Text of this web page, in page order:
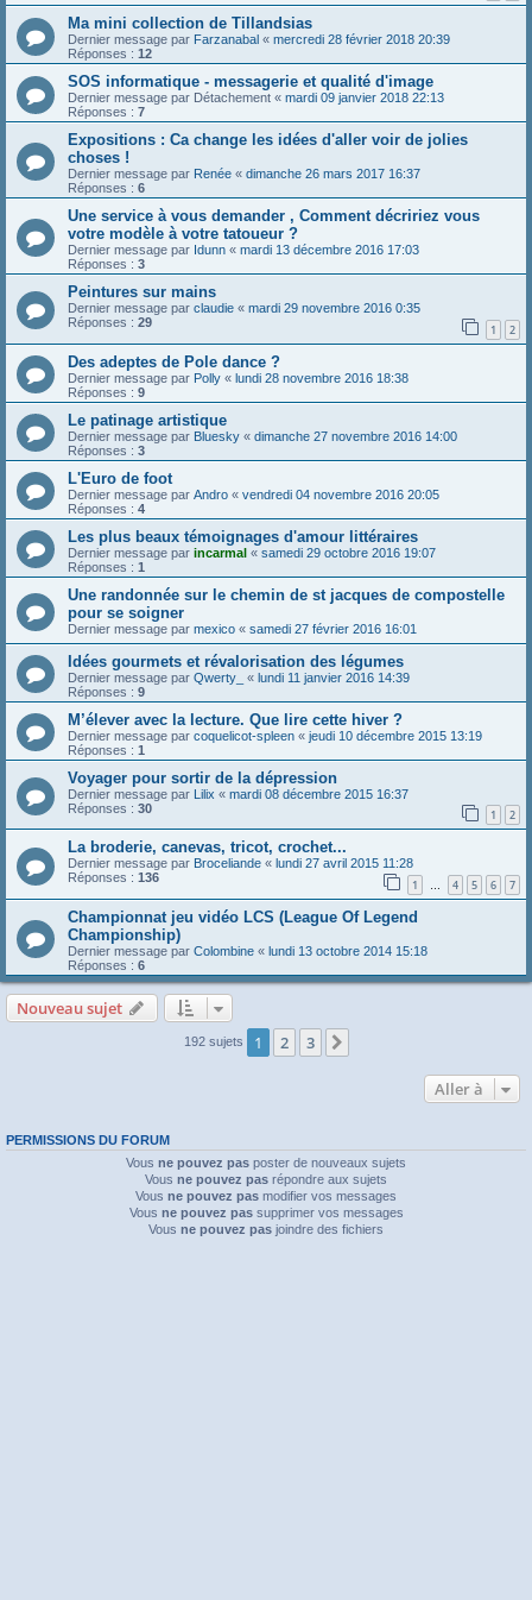
Ma mini collection de Tillandsias
Dernier message par Farzanabal « mercredi 28 février 2018 20:39
Réponses : 12
SOS informatique - messagerie et qualité d'image
Dernier message par Détachement « mardi 09 janvier 2018 22:13
Réponses : 7
Expositions : Ca change les idées d'aller voir de jolies
choses !
Dernier message par Renée « dimanche 26 mars 2017 16:37
Réponses : 6
Une service à vous demander , Comment décririez vous
votre modèle à votre tatoueur ?
Dernier message par Idunn « mardi 13 décembre 2016 17:03
Réponses : 3
Peintures sur mains
Dernier message par claudie « mardi 29 novembre 2016 0:35
Réponses : 29 1 2
Des adeptes de Pole dance ?
Dernier message par Polly « lundi 28 novembre 2016 18:38
Réponses : 9
Le patinage artistique
Dernier message par Bluesky « dimanche 27 novembre 2016 14:00
Réponses : 3
L'Euro de foot
Dernier message par Andro « vendredi 04 novembre 2016 20:05
Réponses : 4
Les plus beaux témoignages d'amour littéraires
Dernier message par incarmal « samedi 29 octobre 2016 19:07
Réponses : 1
Une randonnée sur le chemin de st jacques de compostelle
pour se soigner
Dernier message par mexico « samedi 27 février 2016 16:01
Idées gourmets et révalorisation des légumes
Dernier message par Qwerty_ « lundi 11 janvier 2016 14:39
Réponses : 9
M’élever avec la lecture. Que lire cette hiver ?
Dernier message par coquelicot-spleen « jeudi 10 décembre 2015 13:19
Réponses : 1
Voyager pour sortir de la dépression
Dernier message par Lilix « mardi 08 décembre 2015 16:37
Réponses : 30 1 2
La broderie, canevas, tricot, crochet...
Dernier message par Broceliande « lundi 27 avril 2015 11:28
Réponses : 136 1 … 4 5 6 7
Championnat jeu vidéo LCS (League Of Legend
Championship)
Dernier message par Colombine « lundi 13 octobre 2014 15:18
Réponses : 6
Nouveau sujet
192 sujets 1 2 3
Aller à
PERMISSIONS DU FORUM
Vous ne pouvez pas poster de nouveaux sujets
Vous ne pouvez pas répondre aux sujets
Vous ne pouvez pas modifier vos messages
Vous ne pouvez passupprimer vos messages
Vous ne pouvez pas joindre des fichiers